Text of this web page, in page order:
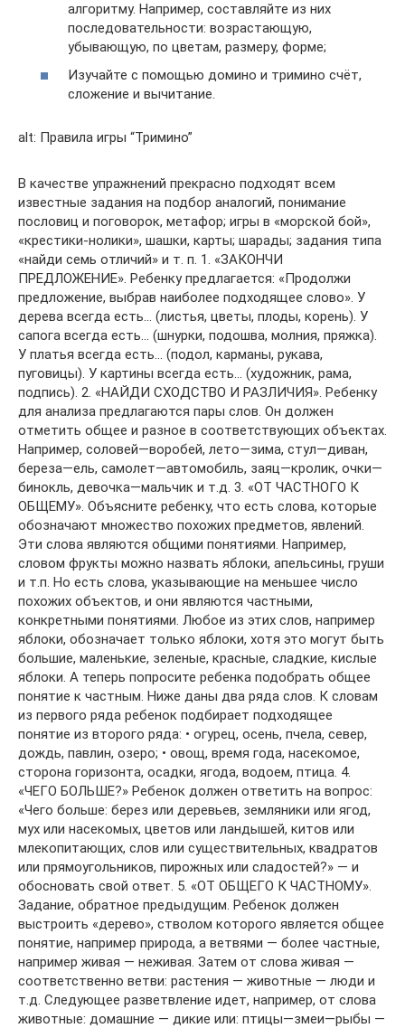
алгоритму. Например, составляйте из них
последовательности: возрастающую,
убывающую, по цветам, размеру, форме;
Изучайте с помощью домино и тримино счёт,
сложение и вычитание.
alt: Правила игры “Тримино”
В качестве упражнений прекрасно подходят всем
известные задания на подбор аналогий, понимание
пословиц и поговорок, метафор; игры в «морской бой»,
«крестики-нолики», шашки, карты; шарады; задания типа
«найди семь отличий» и т. п. 1. «ЗАКОНЧИ
ПРЕДЛОЖЕНИЕ». Ребенку предлагается: «Продолжи
предложение, выбрав наиболее подходящее слово». У
дерева всегда есть… (листья, цветы, плоды, корень). У
сапога всегда есть… (шнурки, подошва, молния, пряжка).
У платья всегда есть… (подол, карманы, рукава,
пуговицы). У картины всегда есть… (художник, рама,
подпись). 2. «НАЙДИ СХОДСТВО И РАЗЛИЧИЯ». Ребенку
для анализа предлагаются пары слов. Он должен
отметить общее и разное в соответствующих объектах.
Например, соловей—воробей, лето—зима, стул—диван,
береза—ель, самолет—автомобиль, заяц—кролик, очки—
бинокль, девочка—мальчик и т.д. 3. «ОТ ЧАСТНОГО К
ОБЩЕМУ». Объясните ребенку, что есть слова, которые
обозначают множество похожих предметов, явлений.
Эти слова являются общими понятиями. Например,
словом фрукты можно назвать яблоки, апельсины, груши
и т.п. Но есть слова, указывающие на меньшее число
похожих объектов, и они являются частными,
конкретными понятиями. Любое из этих слов, например
яблоки, обозначает только яблоки, хотя это могут быть
большие, маленькие, зеленые, красные, сладкие, кислые
яблоки. А теперь попросите ребенка подобрать общее
понятие к частным. Ниже даны два ряда слов. К словам
из первого ряда ребенок подбирает подходящее
понятие из второго ряда: • огурец, осень, пчела, север,
дождь, павлин, озеро; • овощ, время года, насекомое,
сторона горизонта, осадки, ягода, водоем, птица. 4.
«ЧЕГО БОЛЬШЕ?» Ребенок должен ответить на вопрос:
«Чего больше: берез или деревьев, земляники или ягод,
мух или насекомых, цветов или ландышей, китов или
млекопитающих, слов или существительных, квадратов
или прямоугольников, пирожных или сладостей?» — и
обосновать свой ответ. 5. «ОТ ОБЩЕГО К ЧАСТНОМУ».
Задание, обратное предыдущим. Ребенок должен
выстроить «дерево», стволом которого является общее
понятие, например природа, а ветвями — более частные,
например живая — неживая. Затем от слова живая —
соответственно ветви: растения — животные — люди и
т.д. Следующее разветвление идет, например, от слова
животные: домашние — дикие или: птицы—змеи—рыбы —